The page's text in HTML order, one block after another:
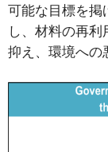
可能な目標を掲
し、材料の再
抑え、環境への